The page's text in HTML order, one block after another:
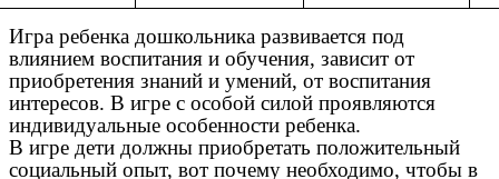
Игра ребенка дошкольника развивается под
влиянием воспитания и обучения, зависит от
приобретения знаний и умений, от воспитания
интересов. В игре с особой силой проявляются
индивидуальные особенности ребенка.
В игре дети должны приобретать положительный
социальный опыт, вот почему необходимо, чтобы в